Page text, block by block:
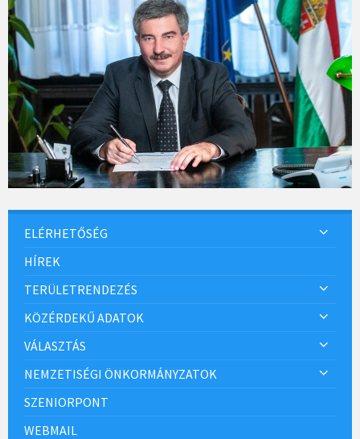
ELÉRHETŐSÉG
HÍREK
TERÜLETRENDEZÉS
KÖZÉRDEKŰ ADATOK
VÁLASZTÁS
NEMZETISÉGI ÖNKORMÁNYZATOK
SZENIORPONT
WEBMAIL